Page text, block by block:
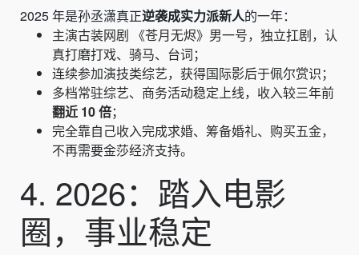
2025 年是孙丞潇真正逆袭成实力派新人的一年：
主演古装网剧 《苍月无烬》男一号，独立扛剧，认
真打磨打戏、骑马、台词；
连续参加演技类综艺，获得国际影后于佩尔赏识；
多档常驻综艺、商务活动稳定上线，收入较三年前
翻近 10 倍；
完全靠自己收入完成求婚、筹备婚礼、购买五金，
不再需要金莎经济支持。
4. 2026：踏入电影
圈，事业稳定